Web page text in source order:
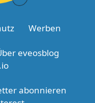
Werben
eveosblog
abonnieren